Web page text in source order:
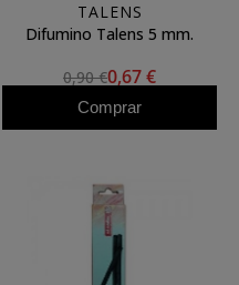
TALENS
Difumino Talens 5 mm.
0,90 €0,67 €
Comprar